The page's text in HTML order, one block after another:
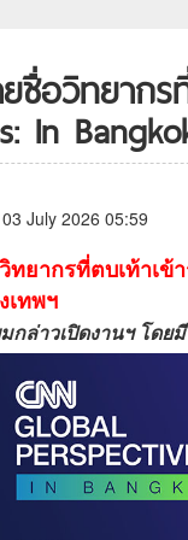
ชื่อวิทยากร
In
July 2026 05:59
ทยากรที่ตบเท้าเ
เทพฯ
กล่าวเปิดงานฯ โด